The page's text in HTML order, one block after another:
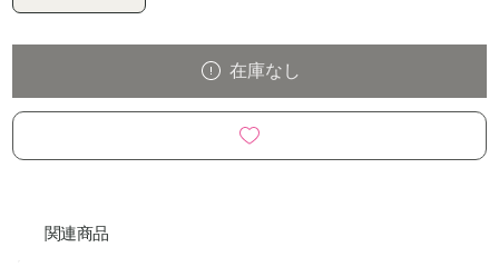
在庫なし
関連商品